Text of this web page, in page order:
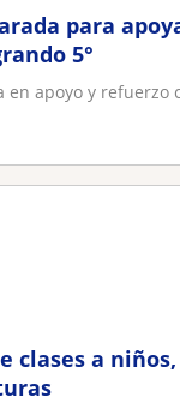
para
5°
apoyo y refuerzo
clases a niños,